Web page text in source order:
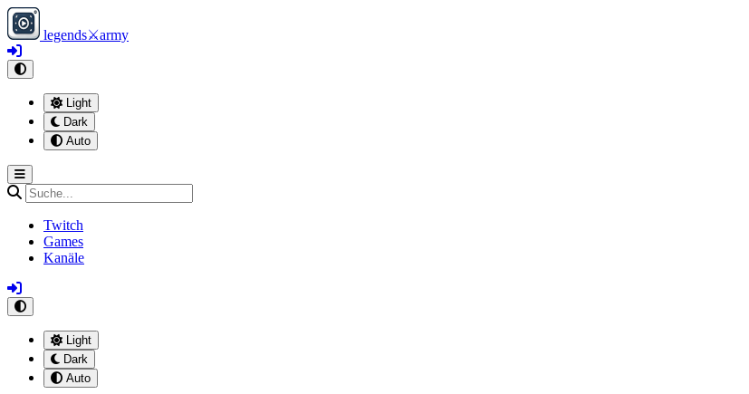
legends⚔army
Light
Dark
Auto
Twitch
Games
Kanäle
Light
Dark
Auto